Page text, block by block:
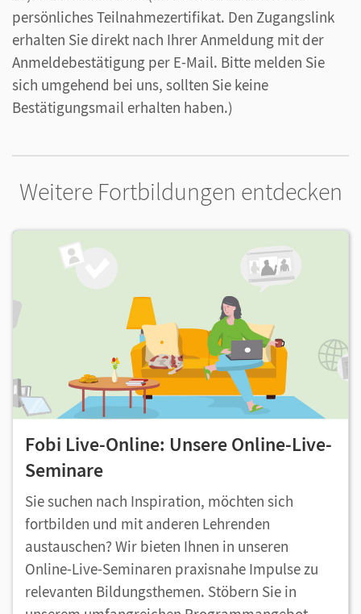
persönliches Teilnahmezertifikat. Den Zugangslink
erhalten Sie direkt nach Ihrer Anmeldung mit der
Anmeldebestätigung per E-Mail. Bitte melden Sie
sich umgehend bei uns, sollten Sie keine
Bestätigungsmail erhalten haben.)
Weitere Fortbildungen entdecken
Fobi Live-Online: Unsere Online-Live-
Seminare
Sie suchen nach Inspiration, möchten sich
fortbilden und mit anderen Lehrenden
austauschen? Wir bieten Ihnen in unseren
Online-Live-Seminaren praxisnahe Impulse zu
relevanten Bildungsthemen. Stöbern Sie in